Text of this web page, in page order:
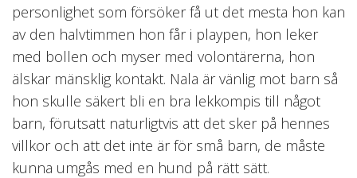
personlighet som försöker få ut det mesta hon kan
av den halvtimmen hon får i playpen, hon leker
med bollen och myser med volontärerna, hon
älskar mänsklig kontakt. Nala är vänlig mot barn så
hon skulle säkert bli en bra lekkompis till något
barn, förutsatt naturligtvis att det sker på hennes
villkor och att det inte är för små barn, de måste
kunna umgås med en hund på rätt sätt.